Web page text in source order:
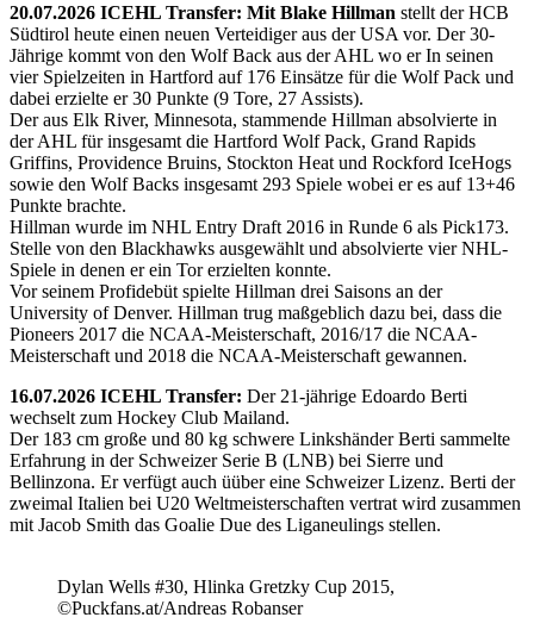
20.07.2026 ICEHL Transfer: Mit Blake Hillman stellt der HCB
Südtirol heute einen neuen Verteidiger aus der USA vor. Der 30-
Jährige kommt von den Wolf Back aus der AHL wo er In seinen
vier Spielzeiten in Hartford auf 176 Einsätze für die Wolf Pack und
dabei erzielte er 30 Punkte (9 Tore, 27 Assists).
Der aus Elk River, Minnesota, stammende Hillman absolvierte in
der AHL für insgesamt die Hartford Wolf Pack, Grand Rapids
Griffins, Providence Bruins, Stockton Heat und Rockford IceHogs
sowie den Wolf Backs insgesamt 293 Spiele wobei er es auf 13+46
Punkte brachte.
Hillman wurde im NHL Entry Draft 2016 in Runde 6 als Pick173.
Stelle von den Blackhawks ausgewählt und absolvierte vier NHL-
Spiele in denen er ein Tor erzielten konnte.
Vor seinem Profidebüt spielte Hillman drei Saisons an der
University of Denver. Hillman trug maßgeblich dazu bei, dass die
Pioneers 2017 die NCAA-Meisterschaft, 2016/17 die NCAA-
Meisterschaft und 2018 die NCAA-Meisterschaft gewannen.
16.07.2026 ICEHL Transfer: Der 21-jährige Edoardo Berti
wechselt zum Hockey Club Mailand.
Der 183 cm große und 80 kg schwere Linkshänder Berti sammelte
Erfahrung in der Schweizer Serie B (LNB) bei Sierre und
Bellinzona. Er verfügt auch üüber eine Schweizer Lizenz. Berti der
zweimal Italien bei U20 Weltmeisterschaften vertrat wird zusammen
mit Jacob Smith das Goalie Due des Liganeulings stellen.
Dylan Wells #30, Hlinka Gretzky Cup 2015,
©Puckfans.at/Andreas Robanser